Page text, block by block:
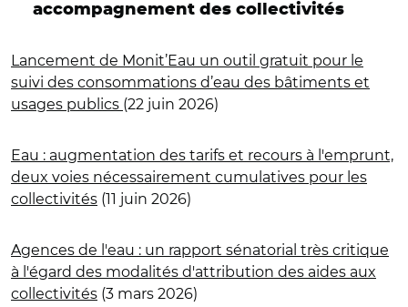
accompagnement des collectivités
Lancement de Monit’Eau un outil gratuit pour le
suivi des consommations d’eau des bâtiments et
usages publics (22 juin 2026)
Eau : augmentation des tarifs et recours à l'emprunt,
deux voies nécessairement cumulatives pour les
collectivités (11 juin 2026)
Agences de l'eau : un rapport sénatorial très critique
à l'égard des modalités d'attribution des aides aux
collectivités (3 mars 2026)